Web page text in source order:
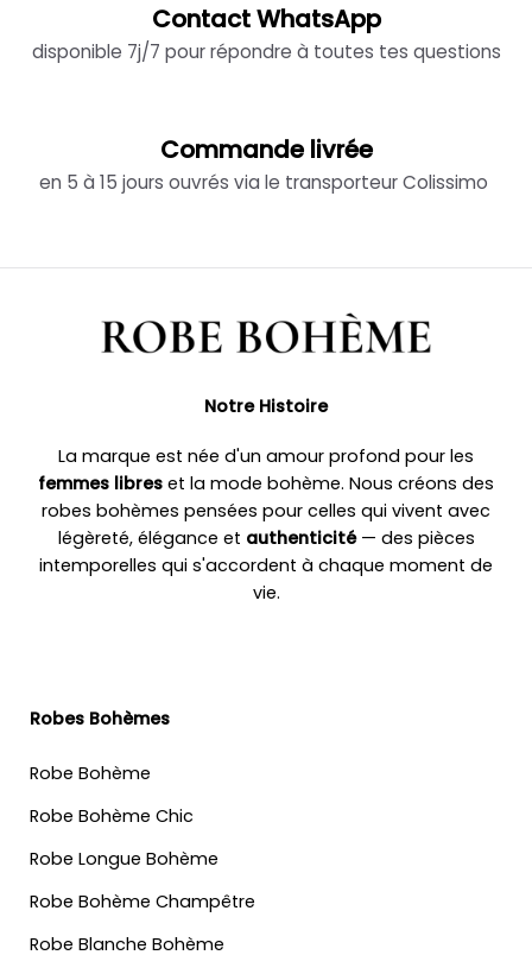
Contact WhatsApp
disponible 7j/7 pour répondre à toutes tes questions
Commande livrée
en 5 à 15 jours ouvrés via le transporteur Colissimo
Notre Histoire
La marque est née d'un amour profond pour les
femmes libres et la mode bohème. Nous créons des
robes bohèmes pensées pour celles qui vivent avec
légèreté, élégance et authenticité— des pièces
intemporelles qui s'accordent à chaque moment de
vie.
Robes Bohèmes
Robe Bohème
Robe Bohème Chic
Robe Longue Bohème
Robe Bohème Champêtre
Robe Blanche Bohème